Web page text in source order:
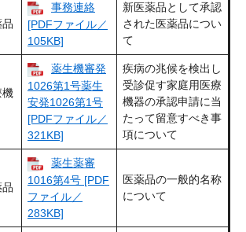
品
事務連絡
[PDFファイル／
105KB]
新医薬品として承認
された医薬品につい
て
機
薬生機審発
1026第1号薬生
安発1026第1号
[PDFファイル／
321KB]
疾病の兆候を検出し
受診促す家庭用医療
機器の承認申請に当
たって留意すべき事
項について
品
薬生薬審
1016第4号 [PDF
ファイル／
283KB]
医薬品の一般的名称
について